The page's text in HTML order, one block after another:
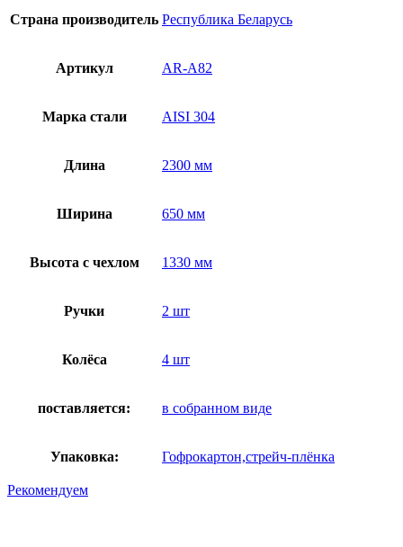
Страна производитель Республика Беларусь
Артикул AR-A82
Марка стали AISI 304
Длина 2300 мм
Ширина 650 мм
Высота с чехлом 1330 мм
Ручки 2 шт
Колёса 4 шт
поставляется: в собранном виде
Упаковка: Гофрокартон,стрейч-плёнка
Рекомендуем